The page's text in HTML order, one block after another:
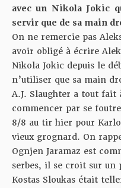
avec un Nikola Jokic
servir que de sa main
On ne remercie pas
avoir obligé à écrire
Nikola Jokic depuis le
n’utiliser que sa main
A.J. Slaughter a tout fait
commencer par se
8/8 au tir hier pour
vieux grognard. On
Ognjen Jaramaz est
serbes, il se croit sur un
Kostas Sloukas était